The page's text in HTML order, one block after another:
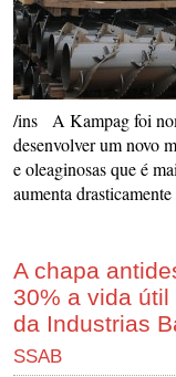
/ins A Kampag foi
desenvolver um novo
e oleaginosas que é
aumenta
A chapa
30% a vida
da Industrias
SSAB